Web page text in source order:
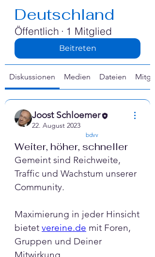
Deutschland
Öffentlich · 1 Mitglied
Beitreten
Diskussionen Medien Dateien
Joost Schloemer
22. August 2023
bdvv
Weiter, höher, schneller
Gemeint sind Reichweite,
Traffic und Wachstum unserer
Community.
Maximierung in jeder Hinsicht
bietet vereine.de mit Foren,
Gruppen und Deiner
Mitwirkung.